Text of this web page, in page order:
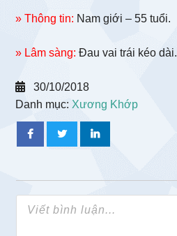
» Thông tin: Nam giới – 55 tuổi.
» Lâm sàng:Đau vai trái kéo dài.
30/10/2018
Danh mục: Xương Khớp